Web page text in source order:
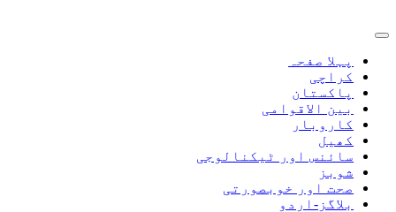
پہلا صفحہ
کراچی
پاکستان
بین الاقوامی
کاروبار
کھیل
سائنس اور ٹیکنالوجی
شوبز
صحت اور خوبصورتی
بلاگز-اردو